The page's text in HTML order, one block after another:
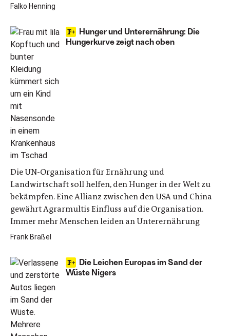
Falko Henning
Hunger und Unterernährung: Die
Hungerkurve zeigt nach oben
Die UN-Organisation für Ernährung und
Landwirtschaft soll helfen, den Hunger in der Welt zu
bekämpfen. Eine Allianz zwischen den USA und China
gewährt Agrarmultis Einfluss auf die Organisation.
Immer mehr Menschen leiden an Unterernährung
Frank Braßel
Die Leichen Europas im Sand der
Wüste Nigers